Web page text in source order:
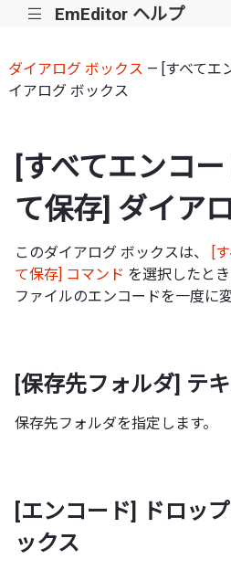
||| EmEditor ヘルプ
ダイアログ ボックス — [すべてエ
イアログ ボックス
[すべてエンコ
て保存] ダイア
このダイアログ ボックスは、
[
て保存] コマンド を選択したと
ファイルのエンコードを一度に
[保存先フォルダ] テ
保存先フォルダを指定します。
[エンコード] ドロッ
ックス